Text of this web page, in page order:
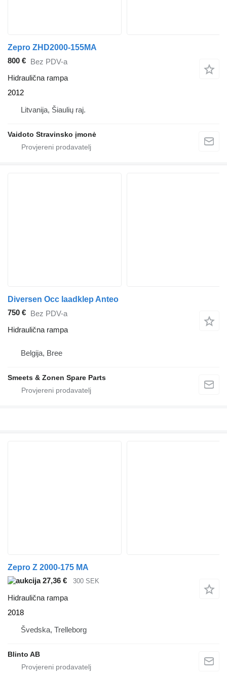
Zepro ZHD2000-155MA
800 € Bez PDV-a
Hidraulična rampa
2012
Litvanija, Šiaulių raj.
Vaidoto Stravinsko įmonė
Diversen Occ laadklep Anteo
750 € Bez PDV-a
Hidraulična rampa
Belgija, Bree
Smeets & Zonen Spare Parts
Zepro Z 2000-175 MA
27,36 €
300 SEK
Hidraulična rampa
2018
Švedska, Trelleborg
Blinto AB